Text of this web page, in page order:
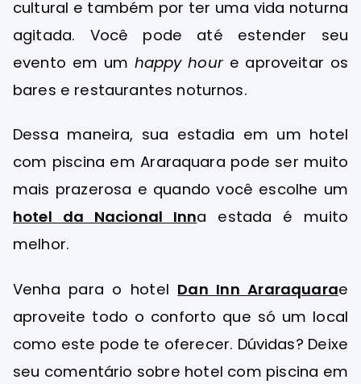
cultural e também por ter uma vida noturna
agitada. Você pode até estender seu
evento em um happy houre aproveitar os
bares e restaurantes noturnos.
Dessa maneira, sua estadia em um hotel
com piscina em Araraquara pode ser muito
mais prazerosa e quando você escolhe um
hotel da Nacional Inna estada é muito
melhor.
Venha para o hotel Dan Inn Araraquarae
aproveite todo o conforto que só um local
como este pode te oferecer. Dúvidas? Deixe
seu comentário sobre hotel com piscina em